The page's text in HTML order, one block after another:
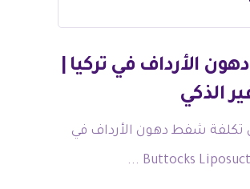
الأرداف في تركيا |
تكلفة شفط دهون الأرداف في